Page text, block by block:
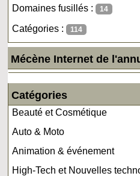
Domaines fusillés : 14
Catégories : 114
Mécène Internet de
Catégories
Beauté et Cosmétique
Auto & Moto
Animation & événement
High-Tech et Nouvelles